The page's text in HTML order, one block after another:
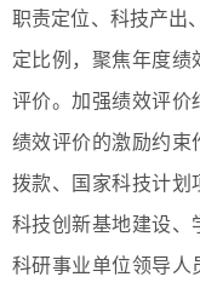
职责定位、科技产出
定比例，聚焦年度绩
评价。加强绩效评价
绩效评价的激励约束
拨款、国家科技计划
科技创新基地建设、
科研事业单位领导人